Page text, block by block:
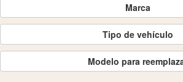
Marca
Tipo de vehículo
Modelo para